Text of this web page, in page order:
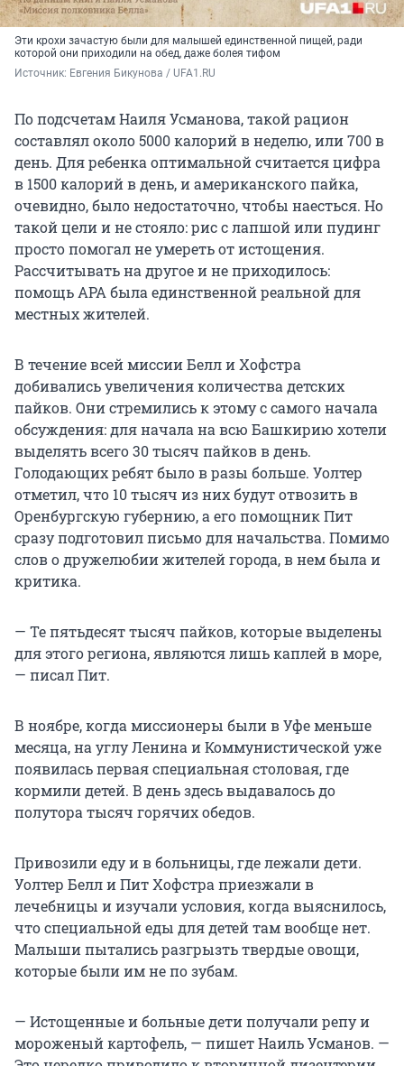
Эти крохи зачастую были для малышей единственной пищей, ради
которой они приходили на обед, даже болея тифом
Источник: Евгения Бикунова / UFA1.RU
По подсчетам Наиля Усманова, такой рацион
составлял около 5000 калорий в неделю, или 700 в
день. Для ребенка оптимальной считается цифра
в 1500 калорий в день, и американского пайка,
очевидно, было недостаточно, чтобы наесться. Но
такой цели и не стояло: рис с лапшой или пудинг
просто помогал не умереть от истощения.
Рассчитывать на другое и не приходилось:
помощь АРА была единственной реальной для
местных жителей.
В течение всей миссии Белл и Хофстра
добивались увеличения количества детских
пайков. Они стремились к этому с самого начала
обсуждения: для начала на всю Башкирию хотели
выделять всего 30 тысяч пайков в день.
Голодающих ребят было в разы больше. Уолтер
отметил, что 10 тысяч из них будут отвозить в
Оренбургскую губернию, а его помощник Пит
сразу подготовил письмо для начальства. Помимо
слов о дружелюбии жителей города, в нем была и
критика.
— Те пятьдесят тысяч пайков, которые выделены
для этого региона, являются лишь каплей в море,
— писал Пит.
В ноябре, когда миссионеры были в Уфе меньше
месяца, на углу Ленина и Коммунистической уже
появилась первая специальная столовая, где
кормили детей. В день здесь выдавалось до
полутора тысяч горячих обедов.
Привозили еду и в больницы, где лежали дети.
Уолтер Белл и Пит Хофстра приезжали в
лечебницы и изучали условия, когда выяснилось,
что специальной еды для детей там вообще нет.
Малыши пытались разгрызть твердые овощи,
которые были им не по зубам.
— Истощенные и больные дети получали репу и
мороженый картофель, — пишет Наиль Усманов. —